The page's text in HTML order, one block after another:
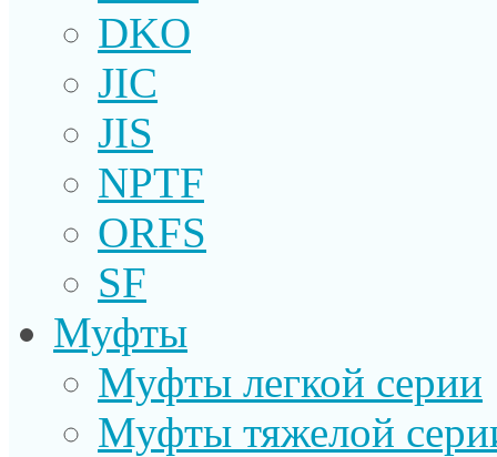
DKO
JIC
JIS
NPTF
ORFS
SF
Муфты
Муфты легкой серии
Муфты тяжелой